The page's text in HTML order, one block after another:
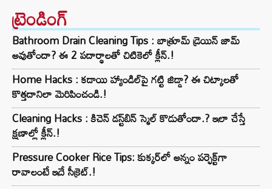
ట్రెండింగ్‌
Bathroom Drain Cleaning Tips : బాత్రూమ్ డ్రెయిన్ జామ్
అవుతోందా? ఈ 2 పదార్థాలతో చిటికెలో క్లీన్.!
Home Hacks : కడాయి హ్యాండిల్‌పై గట్టి జిడ్డా? ఈ చిట్కాలతో
కొత్తదానిలా మెరిపించండి.!
Cleaning Hacks : కిచెన్ డస్ట్‌బిన్ స్మెల్ కొడుతోందా.? ఇలా చేస్తే
క్షణాల్లో క్లీన్.!
Pressure Cooker Rice Tips: కుక్కర్‌లో అన్నం పర్ఫెక్ట్‌గా
రావాలంటే ఇదే సీక్రెట్.!